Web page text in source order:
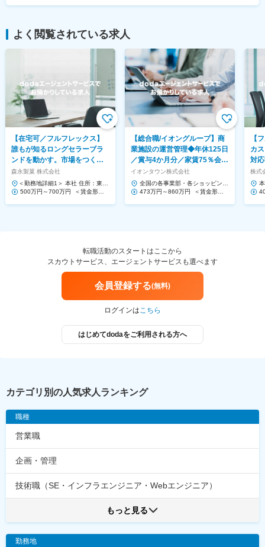
よく閲覧されている求人
【在宅可／フルフレックス】
誰もが知るロングセラーブラ
ンドを動かす。市場をつくる
提案営業◆ハイチュウ等
森永製菓 株式会社
＜勤務地詳細1＞ 本社 住所：東京
都港区芝浦1-13-16 勤務地最寄
500万円～700万円 ＜賃金形態
【総合職/イオングループ】商
業施設の運営管理◆年休125日
／賞与4か月分／家賃75％会社
負担！
イオンタウン株式会社
全国の各事業部・各ショッピング
センター 住所：千葉県千葉市美浜
473万円～860万円 ＜賃金形態
【
カ
対
株式
1
転職活動のスタートはここから
スカウトサービス、エージェントサービスも選べます
会員登録する(無料)
ログインはこちら
はじめてdodaをご利用される方へ
カテゴリ別の人気求人ランキング
職種
営業職
企画・管理
技術職（SE・インフラエンジニア・Webエンジニア）
もっと見る
勤務地